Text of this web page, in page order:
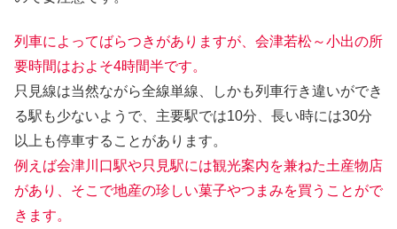
列車によってばらつきがありますが、会津若松～小出の所
要時間はおよそ4時間半です。
只見線は当然ながら全線単線、しかも列車行き違いができ
る駅も少ないようで、主要駅では10分、長い時には30分
以上も停車することがあります。
例えば会津川口駅や只見駅には観光案内を兼ねた土産物店
があり、そこで地産の珍しい菓子やつまみを買うことがで
きます。